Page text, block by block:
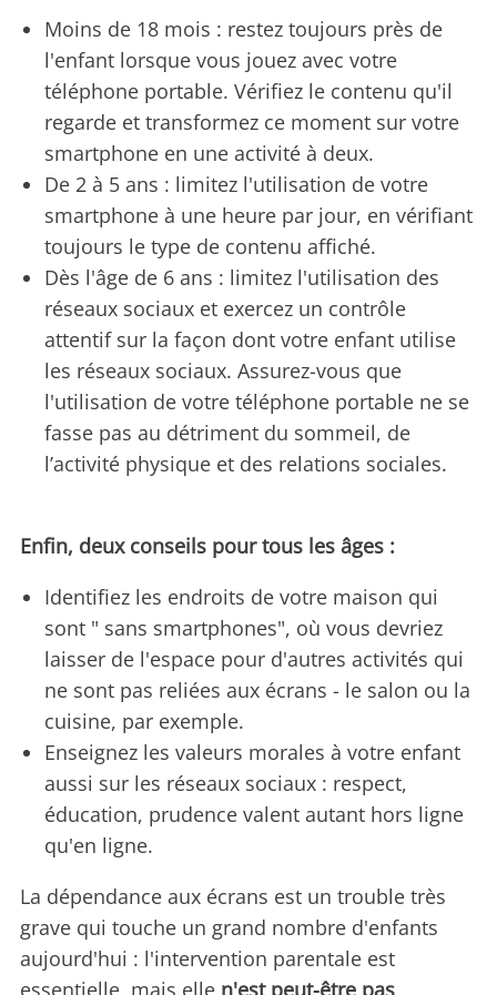
Moins de 18 mois : restez toujours près de
l'enfant lorsque vous jouez avec votre
téléphone portable. Vérifiez le contenu qu'il
regarde et transformez ce moment sur votre
smartphone en une activité à deux.
De 2 à 5 ans : limitez l'utilisation de votre
smartphone à une heure par jour, en vérifiant
toujours le type de contenu affiché.
Dès l'âge de 6 ans : limitez l'utilisation des
réseaux sociaux et exercez un contrôle
attentif sur la façon dont votre enfant utilise
les réseaux sociaux. Assurez-vous que
l'utilisation de votre téléphone portable ne se
fasse pas au détriment du sommeil, de
l’activité physique et des relations sociales.
Enfin, deux conseils pour tous les âges :
Identifiez les endroits de votre maison qui
sont " sans smartphones", où vous devriez
laisser de l'espace pour d'autres activités qui
ne sont pas reliées aux écrans - le salon ou la
cuisine, par exemple.
Enseignez les valeurs morales à votre enfant
aussi sur les réseaux sociaux : respect,
éducation, prudence valent autant hors ligne
qu'en ligne.
La dépendance aux écrans est un trouble très
grave qui touche un grand nombre d'enfants
aujourd'hui : l'intervention parentale est
essentielle, mais elle n'est peut-être pas